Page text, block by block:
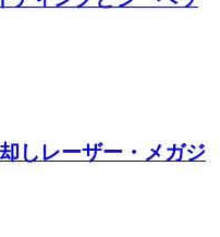
しレーザー・メガジ